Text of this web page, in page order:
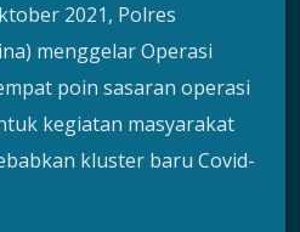
2021, Polres
menggelar Operasi
poin sasaran operasi
kegiatan masyarakat
kluster baru Covid-